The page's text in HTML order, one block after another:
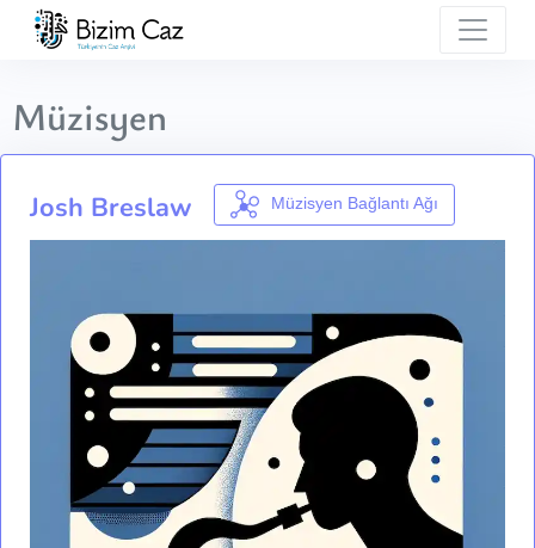
Müzisyen
Josh Breslaw Müzisyen Bağlantı Ağı